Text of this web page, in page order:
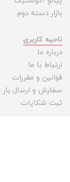
بازار دسته دوم
ناحیه کاربری
درباره ما
ارتباط با ما
قوانین و مقررات
سفارش و ارسال بار
ثبت شکایات